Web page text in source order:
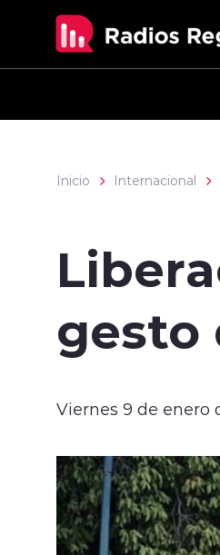
Inicio Internacional
gesto
Viernes 9 de enero